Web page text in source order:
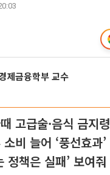
제금융학부 교수
고급술·음식 금지령
비 늘어 ‘풍선효과’
정책은 실패’ 보여줘